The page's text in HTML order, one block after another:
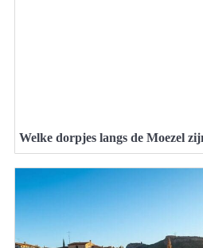
Welke dorpjes langs de Moezel